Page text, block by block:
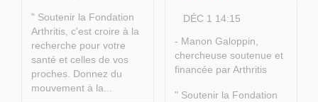
" Soutenir la Fondation
Arthritis, c'est croire à la
recherche pour votre
santé et celles de vos
proches. Donnez du
mouvement à la...
DÉC 1 14:15
- Manon Galoppin,
chercheuse soutenue et
financée par Arthritis
" Soutenir la Fondation